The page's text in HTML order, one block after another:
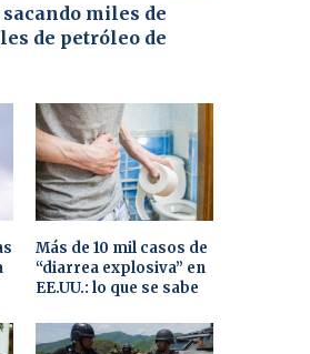
miles de
de petróleo de
Más de 10 mil casos de
“diarrea explosiva” en
EE.UU.: lo que se sabe